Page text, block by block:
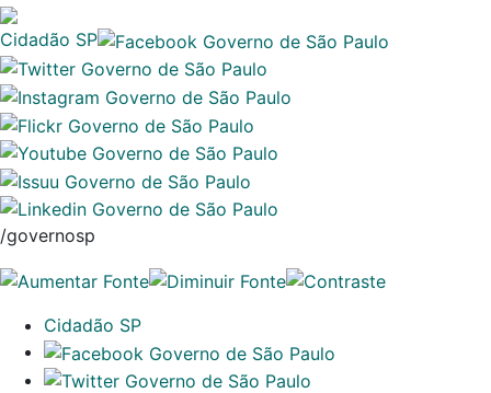
Cidadão SP
/governosp
Cidadão SP